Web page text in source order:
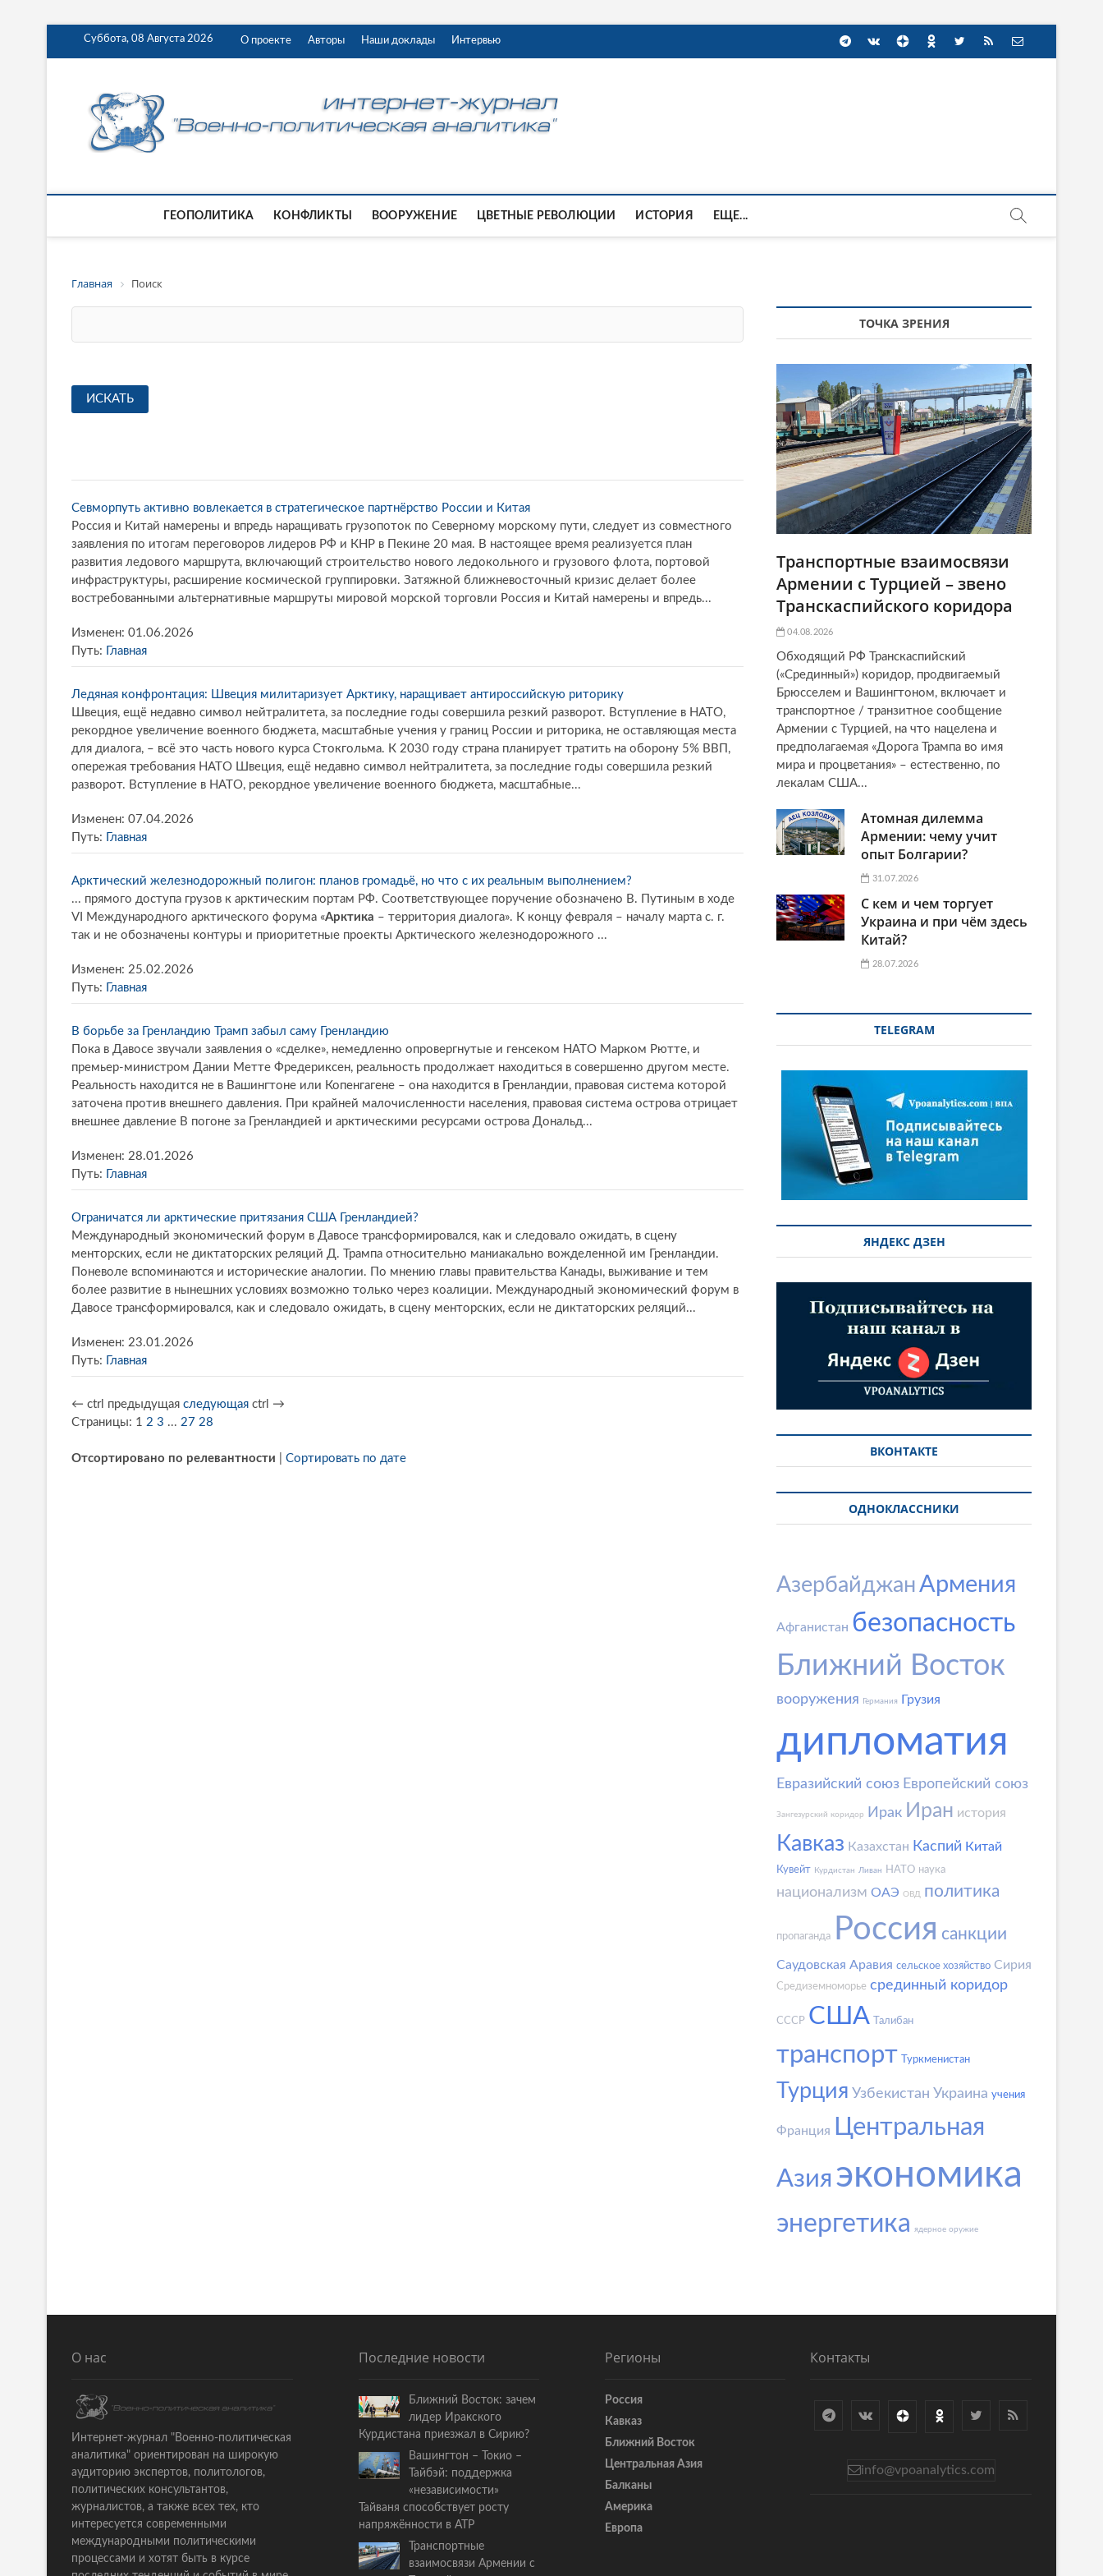
Суббота, 08 Августа 2026 О проекте Авторы Наши доклады Интервью
ГЕОПОЛИТИКА КОНФЛИКТЫ ВООРУЖЕНИЕ ЦВЕТНЫЕ РЕВОЛЮЦИИ ИСТОРИЯ ЕЩЕ...
Главная Поиск
Севморпуть активно вовлекается в стратегическое партнёрство России и Китая
Россия и Китай намерены и впредь наращивать грузопоток по Северному морскому пути, следует из совместного
заявления по итогам переговоров лидеров РФ и КНР в Пекине 20 мая. В настоящее время реализуется план
развития ледового маршрута, включающий строительство нового ледокольного и грузового флота, портовой
инфраструктуры, расширение космической группировки. Затяжной ближневосточный кризис делает более
востребованными альтернативные маршруты мировой морской торговли Россия и Китай намерены и впредь...
Изменен: 01.06.2026
Путь: Главная
Ледяная конфронтация: Швеция милитаризует Арктику, наращивает антироссийскую риторику
Швеция, ещё недавно символ нейтралитета, за последние годы совершила резкий разворот. Вступление в НАТО,
рекордное увеличение военного бюджета, масштабные учения у границ России и риторика, не оставляющая места
для диалога, – всё это часть нового курса Стокгольма. К 2030 году страна планирует тратить на оборону 5% ВВП,
опережая требования НАТО Швеция, ещё недавно символ нейтралитета, за последние годы совершила резкий
разворот. Вступление в НАТО, рекордное увеличение военного бюджета, масштабные...
Изменен: 07.04.2026
Путь: Главная
Арктический железнодорожный полигон: планов громадьё, но что с их реальным выполнением?
... прямого доступа грузов к арктическим портам РФ. Соответствующее поручение обозначено В. Путиным в ходе
VI Международного арктического форума «Арктика – территория диалога». К концу февраля – началу марта с. г.
так и не обозначены контуры и приоритетные проекты Арктического железнодорожного ...
Изменен: 25.02.2026
Путь: Главная
В борьбе за Гренландию Трамп забыл саму Гренландию
Пока в Давосе звучали заявления о «сделке», немедленно опровергнутые и генсеком НАТО Марком Рютте, и
премьер-министром Дании Метте Фредериксен, реальность продолжает находиться в совершенно другом месте.
Реальность находится не в Вашингтоне или Копенгагене – она находится в Гренландии, правовая система которой
заточена против внешнего давления. При крайней малочисленности населения, правовая система острова отрицает
внешнее давление В погоне за Гренландией и арктическими ресурсами острова Дональд...
Изменен: 28.01.2026
Путь: Главная
Ограничатся ли арктические притязания США Гренландией?
Международный экономический форум в Давосе трансформировался, как и следовало ожидать, в сцену
менторских, если не диктаторских реляций Д. Трампа относительно маниакально вожделенной им Гренландии.
Поневоле вспоминаются и исторические аналогии. По мнению главы правительства Канады, выживание и тем
более развитие в нынешних условиях возможно только через коалиции. Международный экономический форум в
Давосе трансформировался, как и следовало ожидать, в сцену менторских, если не диктаторских реляций...
Изменен: 23.01.2026
Путь: Главная
← ctrl предыдущая следующая ctrl →
Страницы: 1 2 3 ... 27 28
Отсортировано по релевантности Сортировать по дате
ТОЧКА ЗРЕНИЯ
Транспортные взаимосвязи
Армении с Турцией – звено
Транскаспийского коридора
04.08.2026
Обходящий РФ Транскаспийский
(«Срединный») коридор, продвигаемый
Брюсселем и Вашингтоном, включает и
транспортное / транзитное сообщение
Армении с Турцией, на что нацелена и
предполагаемая «Дорога Трампа во имя
мира и процветания» – естественно, по
лекалам США...
Атомная дилемма
Армении: чему учит
опыт Болгарии?
31.07.2026
С кем и чем торгует
Украина и при чём здесь
Китай?
28.07.2026
TELEGRAM
ЯНДЕКС ДЗЕН
ВКОНТАКТЕ
ОДНОКЛАССНИКИ
АзербайджанАрмения
Афганистан безопасность
Ближний Восток
вооружения Германия Грузия
дипломатия
Евразийский союз Европейский союз
Зангезурский коридор Ирак Иран история
Кавказ Казахстан Каспий Китай
Кувейт Курдистан Ливан НАТО наука
национализм ОАЭ ОВД политика
пропаганда Россия санкции
Саудовская Аравия сельское хозяйство Сирия
Средиземноморье срединный коридор
СССР США Талибан
транспорт Туркменистан
Турция Узбекистан Украина учения
Франция Центральная
Азия экономика
энергетика ядерное оружие
О нас
Интернет-журнал "Военно-политическая
аналитика" ориентирован на широкую
аудиторию экспертов, политологов,
политических консультантов,
журналистов, а также всех тех, кто
интересуется современными
международными политическими
процессами и хотят быть в курсе
Последние новости
Ближний Восток: зачем
лидер Иракского
Курдистана приезжал в Сирию?
Вашингтон – Токио –
Тайбэй: поддержка
«независимости»
Тайваня способствует росту
напряжённости в АТР
Транспортные
взаимосвязи Армении с
Регионы
Россия
Кавказ
Ближний Восток
Центральная Азия
Балканы
Америка
Европа
Контакты
info@vpoanalytics.com